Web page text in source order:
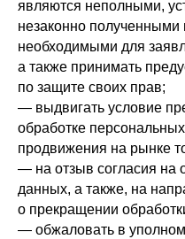
являются неполными,
незаконно полученными
необходимыми для
а также принимать
по защите своих прав;
— выдвигать условие
обработке
продвижения на рынке
— на отзыв согласия на
данных, а также, на
о прекращении
— обжаловать в